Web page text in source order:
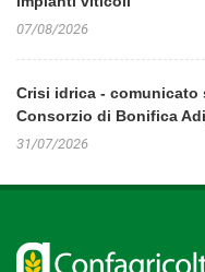
07/08/2026
Crisi idrica - comunicato
Consorzio di Bonifica
31/07/2026